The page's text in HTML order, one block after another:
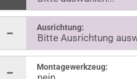
Ausrichtung:
Montagewerkzeug: